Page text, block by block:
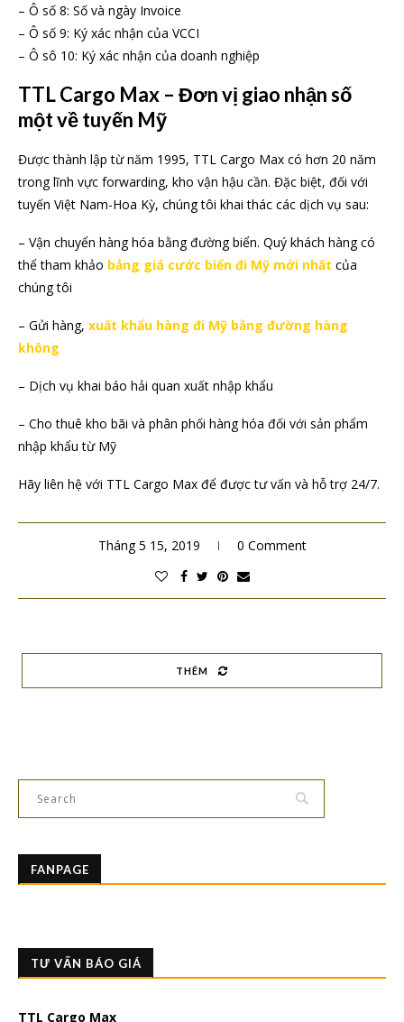
– Ô số 8: Số và ngày Invoice
– Ô số 9: Ký xác nhận của VCCI
– Ô sô 10: Ký xác nhận của doanh nghiệp
TTL Cargo Max – Đơn vị giao nhận số
một về tuyến Mỹ
Được thành lập từ năm 1995, TTL Cargo Max có hơn 20 năm
trong lĩnh vực forwarding, kho vận hậu cần. Đặc biệt, đối với
tuyến Việt Nam-Hoa Kỳ, chúng tôi khai thác các dịch vụ sau:
– Vận chuyển hàng hóa bằng đường biển. Quý khách hàng có
thể tham khảo bảng giá cước biển đi Mỹ mới nhất của
chúng tôi
– Gửi hàng, xuất khẩu hàng đi Mỹ bằng đường hàng
không
– Dịch vụ khai báo hải quan xuất nhập khẩu
– Cho thuê kho bãi và phân phối hàng hóa đối với sản phẩm
nhập khẩu từ Mỹ
Hãy liên hệ với TTL Cargo Max để được tư vấn và hỗ trợ 24/7.
Tháng 5 15, 2019 0 Comment
THÊM
FANPAGE
TƯ VẤN BÁO GIÁ
TTL Cargo Max